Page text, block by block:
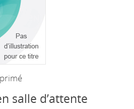
salle d’attente